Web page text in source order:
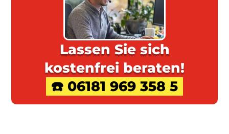
Lassen Sie sich
kostenfrei beraten!
☎️ 06181 969 358 5